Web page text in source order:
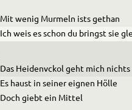
Mit wenig Murmeln ists gethan
Ich weis es schon du bringst sie
Das Heidenvckol geht mich nichts
Es haust in seiner eignen Hölle
Doch giebt ein Mittel